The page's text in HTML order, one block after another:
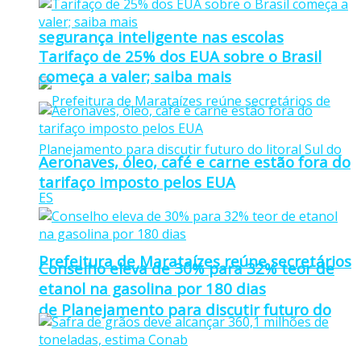
segurança inteligente nas escolas
Prefeitura de Marataízes reúne secretários
de Planejamento para discutir futuro do
Tarifaço de 25% dos EUA sobre o Brasil
começa a valer; saiba mais
Aeronaves, óleo, café e carne estão fora do
tarifaço imposto pelos EUA
Conselho eleva de 30% para 32% teor de
etanol na gasolina por 180 dias